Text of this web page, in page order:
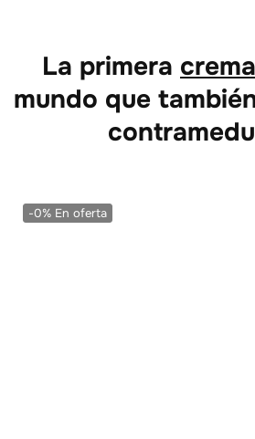
La primera
mundo que
contra
-0% En oferta